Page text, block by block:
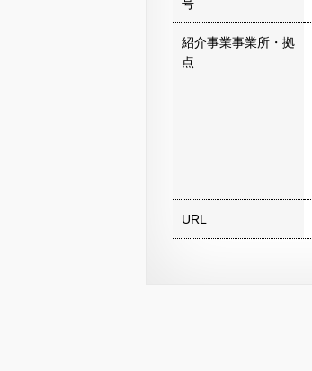
号
紹介事業事業所・拠
点
URL